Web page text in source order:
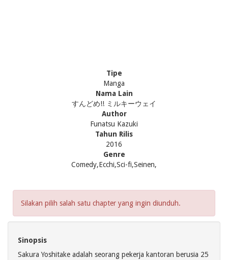
Tipe
Manga
Nama Lain
すんどめ!! ミルキーウェイ
Author
Funatsu Kazuki
Tahun Rilis
2016
Genre
Comedy,Ecchi,Sci-fi,Seinen,
Silakan pilih salah satu chapter yang ingin diunduh.
Sinopsis
Sakura Yoshitake adalah seorang pekerja kantoran berusia 25